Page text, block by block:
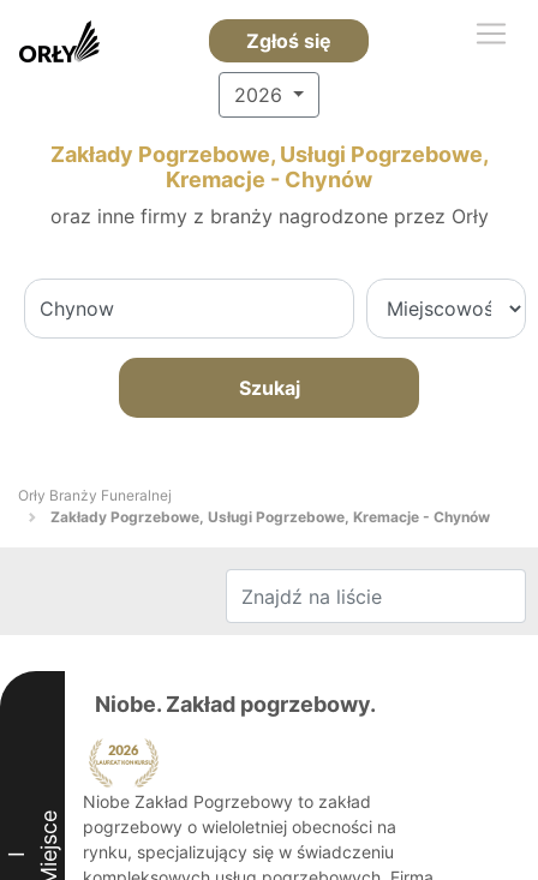
Zgłoś się
2026
Zakłady Pogrzebowe, Usługi Pogrzebowe,
Kremacje - Chynów
oraz inne firmy z branży nagrodzone przez Orły
Szukaj
Orły Branży Funeralnej
Zakłady Pogrzebowe, Usługi Pogrzebowe, Kremacje - Chynów
I Miejsce
Niobe. Zakład pogrzebowy.
Niobe Zakład Pogrzebowy to zakład
pogrzebowy o wieloletniej obecności na
rynku, specjalizujący się w świadczeniu